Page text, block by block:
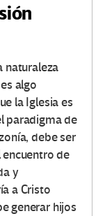
naturaleza
algo
la Iglesia es
paradigma de
debe ser
de
y
a Cristo
generar hijos